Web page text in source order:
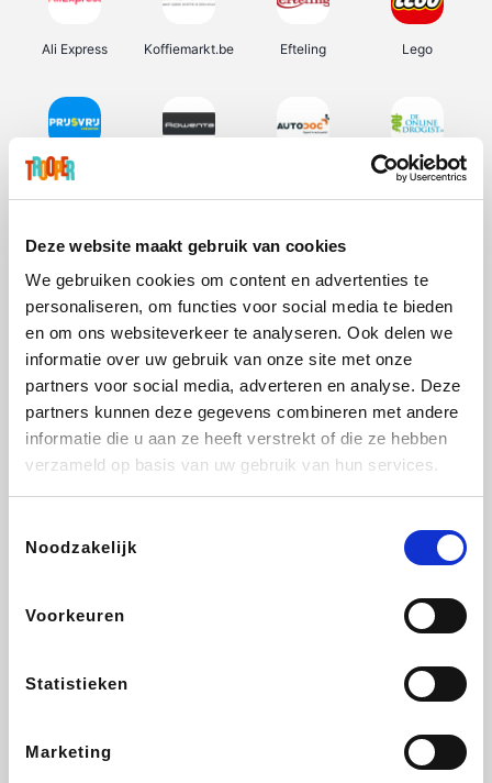
Deze website maakt gebruik van cookies
We gebruiken cookies om content en advertenties te
personaliseren, om functies voor social media te bieden
en om ons websiteverkeer te analyseren. Ook delen we
informatie over uw gebruik van onze site met onze
partners voor social media, adverteren en analyse. Deze
partners kunnen deze gegevens combineren met andere
informatie die u aan ze heeft verstrekt of die ze hebben
verzameld op basis van uw gebruik van hun services.
Noodzakelijk
Voorkeuren
Statistieken
Marketing
Ali Express Koffiemarkt.be Efteling Lego
Prijsvrij De Online Drogist
Vidaxl Lampenlicht.be Adidas Hotels.com
DectDirect
Brussels Airlines
ZEB Get Your Guide